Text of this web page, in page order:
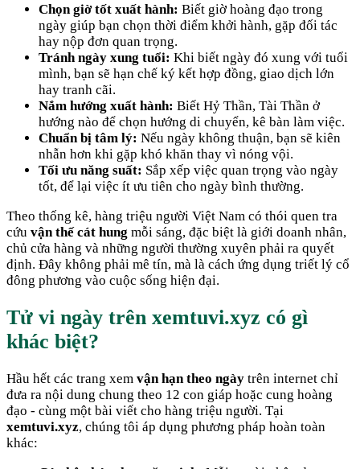
Chọn giờ tốt xuất hành: Biết giờ hoàng đạo trong
ngày giúp bạn chọn thời điểm khởi hành, gặp đối tác
hay nộp đơn quan trọng.
Tránh ngày xung tuổi: Khi biết ngày đó xung với tuổi
mình, bạn sẽ hạn chế ký kết hợp đồng, giao dịch lớn
hay tranh cãi.
Nắm hướng xuất hành: Biết Hỷ Thần, Tài Thần ở
hướng nào để chọn hướng di chuyển, kê bàn làm việc.
Chuẩn bị tâm lý: Nếu ngày không thuận, bạn sẽ kiên
nhẫn hơn khi gặp khó khăn thay vì nóng vội.
Tối ưu năng suất: Sắp xếp việc quan trọng vào ngày
tốt, để lại việc ít ưu tiên cho ngày bình thường.
Theo thống kê, hàng triệu người Việt Nam có thói quen tra
cứu vận thế cát hung mỗi sáng, đặc biệt là giới doanh nhân,
chủ cửa hàng và những người thường xuyên phải ra quyết
định. Đây không phải mê tín, mà là cách ứng dụng triết lý cổ
đông phương vào cuộc sống hiện đại.
Tử vi ngày trên xemtuvi.xyz có gì
khác biệt?
Hầu hết các trang xem vận hạn theo ngày trên internet chỉ
đưa ra nội dung chung theo 12 con giáp hoặc cung hoàng
đạo - cùng một bài viết cho hàng triệu người. Tại
xemtuvi.xyz, chúng tôi áp dụng phương pháp hoàn toàn
khác: